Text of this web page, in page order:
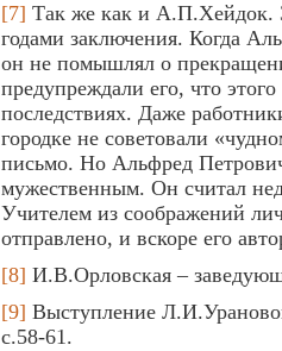
[7] Так же как и А.П.Хейдок.
годами заключения. Когда
он не помышлял о
предупреждали его, что
последствиях. Даже
городке не советовали
письмо. Но Альфред
мужественным. Он считал
Учителем из соображений
отправлено, и вскоре его
[8] И.В.Орловская –
[9] Выступление
с.58-61.